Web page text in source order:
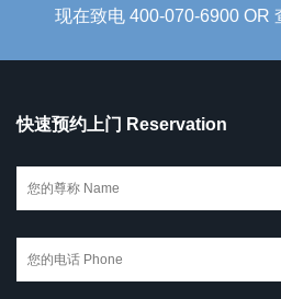
现在致电 400-070-6900 OR
快速预约上门 Reservation